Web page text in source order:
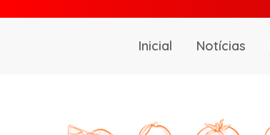
Inicial Notícias